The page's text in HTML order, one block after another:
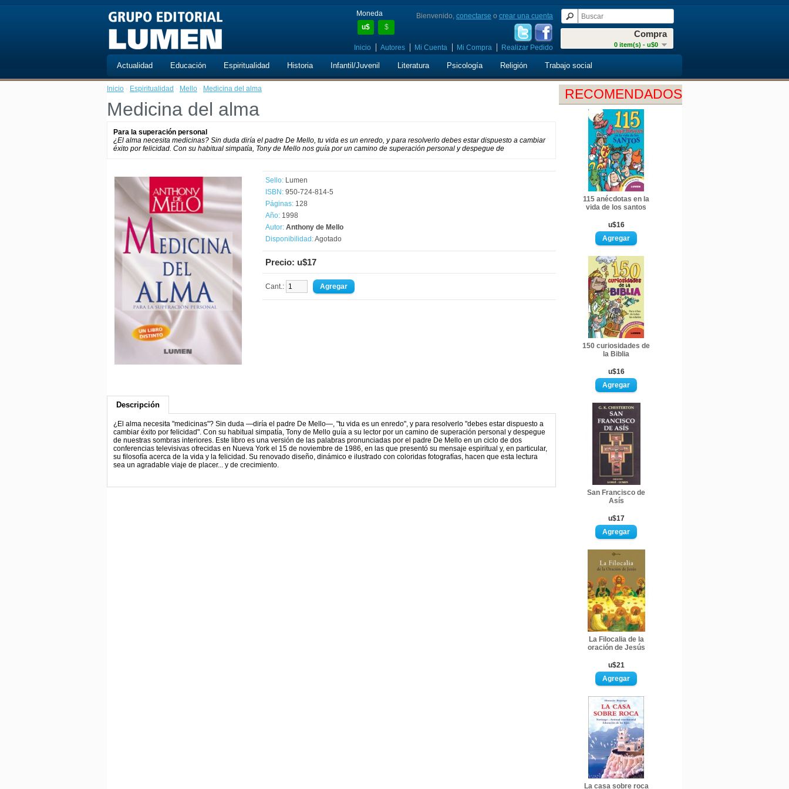
Moneda
u$
$
Compra
0 item(s) - u$0
Bienvenido, conectarse o crear una cuenta
Inicio Autores Mi Cuenta Mi Compra Realizar Pedido
Actualidad Educación Espiritualidad Historia Infantil/Juvenil Literatura Psicología Religión Trabajo social
RECOMENDADOS
115 anécdotas en la
vida de los santos
u$16
150 curiosidades de
la Biblia
u$16
San Francisco de
Asís
u$17
La Filocalia de la
oración de Jesús
u$21
La casa sobre roca
Inicio · Espiritualidad · Mello · Medicina del alma
Medicina del alma
Para la superación personal
¿El alma necesita medicinas? Sin duda diría el padre De Mello, tu vida es un enredo, y para resolverlo debes estar dispuesto a cambiar
éxito por felicidad. Con su habitual simpatía, Tony de Mello nos guía por un camino de superación personal y despegue de
Sello: Lumen
ISBN: 950-724-814-5
Páginas: 128
Año: 1998
Autor: Anthony de Mello
Disponibilidad:Agotado
Precio: u$17
Cant.:
Descripción
¿El alma necesita "medicinas"? Sin duda —diría el padre De Mello—, "tu vida es un enredo", y para resolverlo "debes estar dispuesto a
cambiar éxito por felicidad". Con su habitual simpatía, Tony de Mello guía a su lector por un camino de superación personal y despegue
de nuestras sombras interiores. Este libro es una versión de las palabras pronunciadas por el padre De Mello en un ciclo de dos
conferencias televisivas ofrecidas en Nueva York el 15 de noviembre de 1986, en las que presentó su mensaje espiritual y, en particular,
su filosofía acerca de la vida y la felicidad. Su renovado diseño, dinámico e ilustrado con coloridas fotografías, hacen que esta lectura
sea un agradable viaje de placer... y de crecimiento.